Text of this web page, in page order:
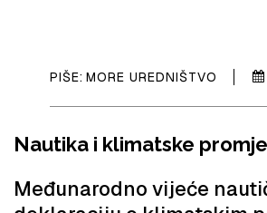
PIŠE: MORE UREDNIŠTVO
Nautika i klimatske
Međunarodno vijeće